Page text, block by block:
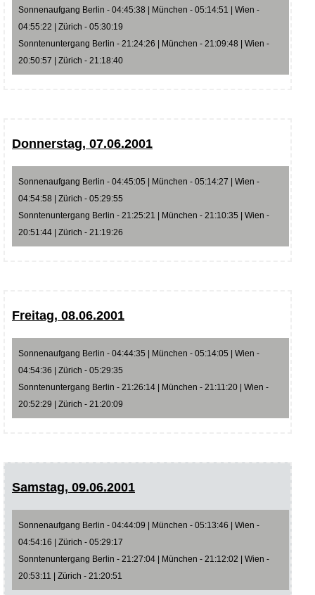
Sonnenaufgang Berlin - 04:45:38 | München - 05:14:51 | Wien -
04:55:22 | Zürich - 05:30:19
Sonntenuntergang Berlin - 21:24:26 | München - 21:09:48 | Wien -
20:50:57 | Zürich - 21:18:40
Donnerstag, 07.06.2001
Sonnenaufgang Berlin - 04:45:05 | München - 05:14:27 | Wien -
04:54:58 | Zürich - 05:29:55
Sonntenuntergang Berlin - 21:25:21 | München - 21:10:35 | Wien -
20:51:44 | Zürich - 21:19:26
Freitag, 08.06.2001
Sonnenaufgang Berlin - 04:44:35 | München - 05:14:05 | Wien -
04:54:36 | Zürich - 05:29:35
Sonntenuntergang Berlin - 21:26:14 | München - 21:11:20 | Wien -
20:52:29 | Zürich - 21:20:09
Samstag, 09.06.2001
Sonnenaufgang Berlin - 04:44:09 | München - 05:13:46 | Wien -
04:54:16 | Zürich - 05:29:17
Sonntenuntergang Berlin - 21:27:04 | München - 21:12:02 | Wien -
20:53:11 | Zürich - 21:20:51